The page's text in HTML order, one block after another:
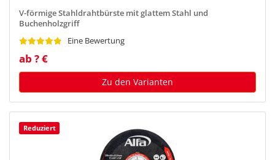
V-förmige Stahldrahtbürste mit glattem Stahl und
Buchenholzgriff
Eine Bewertung
ab ? €
Zu den Varianten
Reduziert